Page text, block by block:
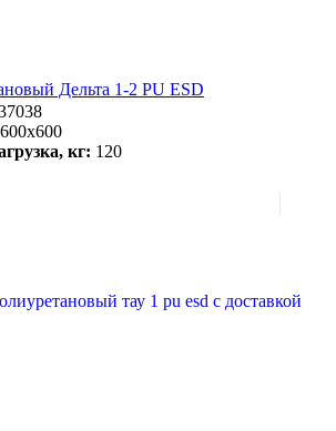
Дельта 1-2 PU ESD
кг: 120